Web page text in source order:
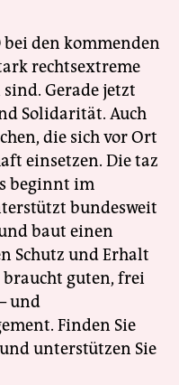
den kommenden
rechtsextreme
Gerade jetzt
Solidarität. Auch
die sich vor Ort
einsetzen. Die taz
beginnt im
bundesweit
baut einen
Schutz und Erhalt
braucht guten, frei
und
Finden Sie
unterstützen Sie